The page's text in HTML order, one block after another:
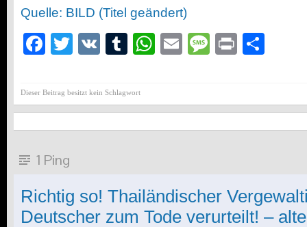
Quelle: BILD (Titel geändert)
Facebook
Twitter
VK Tumblr
WhatsApp
EmailMessage
Print
Dieser Beitrag besitzt kein Schlagwort
1 Ping
Richtig so! Thailändischer
Deutscher zum Tode verurteilt! –